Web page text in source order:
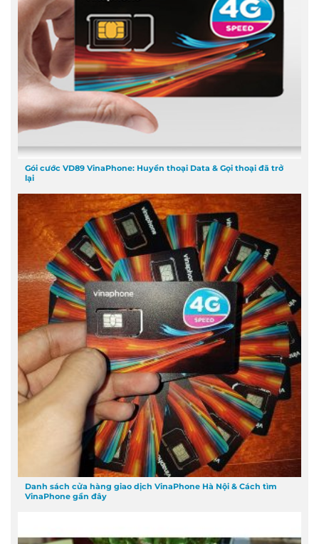
Gói cước VD89 VinaPhone: Huyền thoại Data & Gọi thoại đã trở
lại
Danh sách cửa hàng giao dịch VinaPhone Hà Nội & Cách tìm
VinaPhone gần đây